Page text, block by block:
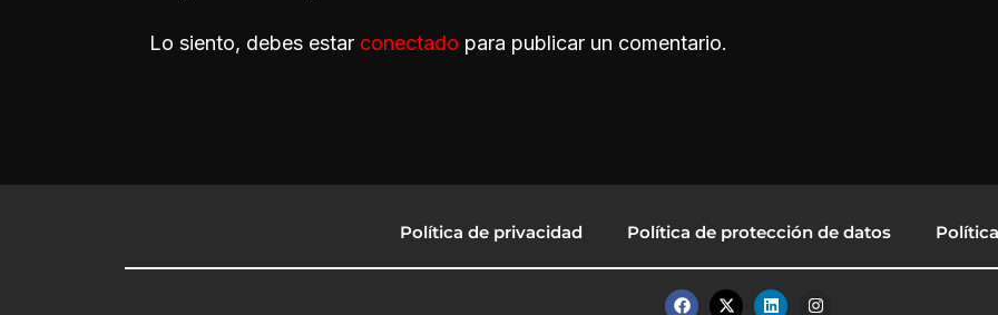
Lo siento, debes estar conectado para publicar un comentario.
Política de privacidad Política de protección de datos
F X L I